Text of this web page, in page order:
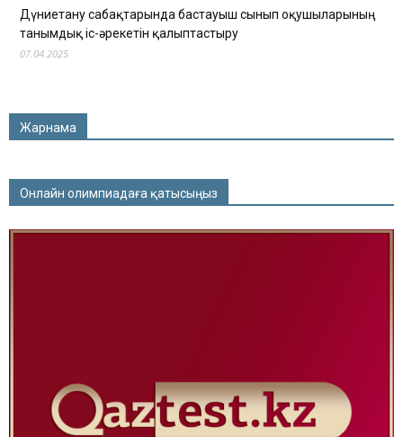
Дүниетану сабақтарында бастауыш сынып оқушыларының
танымдық іс-әрекетін қалыптастыру
07.04.2025
Жарнама
Онлайн олимпиадаға қатысыңыз